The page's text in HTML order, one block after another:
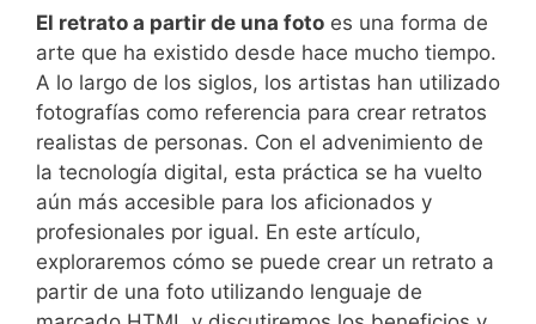
El retrato a partir de una⁢ foto es ⁤una forma de
arte que ha ​existido desde hace mucho tiempo.
A lo largo de los siglos, los artistas han utilizado
⁤fotografías como ⁢referencia para crear retratos
realistas de personas. ⁣Con el ⁤advenimiento de
la tecnología digital, esta práctica se ha vuelto
aún más accesible para los aficionados y
profesionales por igual. En este artículo,
exploraremos cómo se puede crear un retrato⁢ a
partir de una foto ‌utilizando lenguaje de